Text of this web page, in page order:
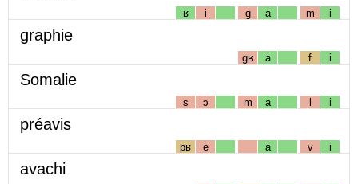
ʁ i g a m i
graphie
gʁ a f i
Somalie
s ɔ m a l i
préavis
pʁ e a v i
avachi